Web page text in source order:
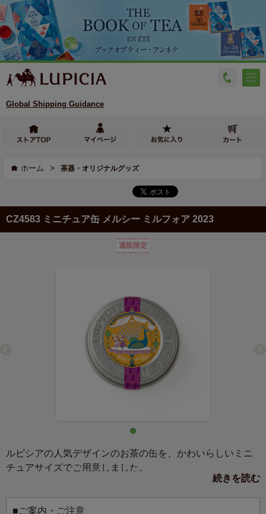
Global Shipping Guidance
ホーム > 茶器・オリジナルグッズ
CZ4583 ミニチュア缶 メルシー ミルフォア 2023
通販限定
ルピシアの人気デザインのお茶の缶を、かわいらしいミニ
チュアサイズでご用意しました。
マグネットか缶バッジ、お好きな仕様を選んでお使いいた
だけます。
お気に入りのバッグにつけて、マグネットボードに飾っ
続きを読む
■ご案内・ご注意